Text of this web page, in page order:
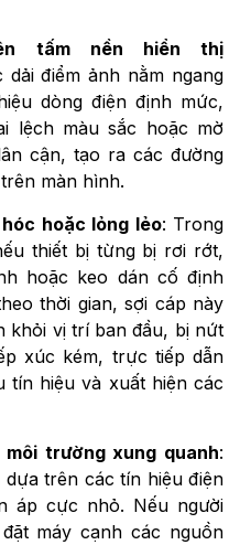
tấm nền hiển thị
dải điểm ảnh nằm ngang
dòng điện định mức,
lệch màu sắc hoặc mờ
cận, tạo ra các đường
màn hình.
hoặc lỏng lẻo: Trong
thiết bị từng bị rơi rớt,
hoặc keo dán cố định
thời gian, sợi cáp này
khỏi vị trí ban đầu, bị nứt
xúc kém, trực tiếp dẫn
tín hiệu và xuất hiện các
trường xung quanh:
dựa trên các tín hiệu điện
áp cực nhỏ. Nếu người
máy cạnh các nguồn